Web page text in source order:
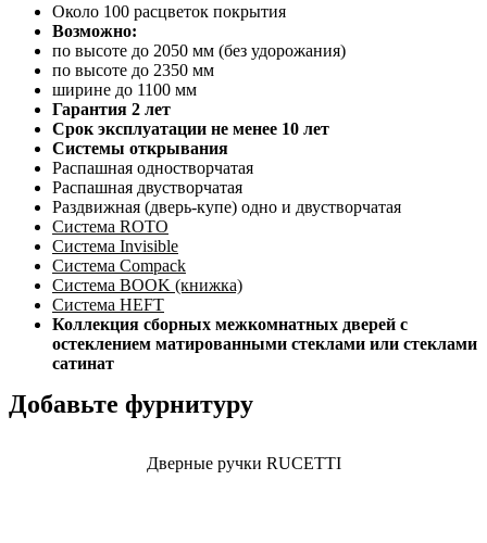
Около 100 расцветок покрытия
Возможно:
по высоте до 2050 мм (без удорожания)
по высоте до 2350 мм
ширине до 1100 мм
Гарантия 2 лет
Срок эксплуатации не менее 10 лет
Системы открывания
Распашная одностворчатая
Распашная двустворчатая
Раздвижная (дверь-купе) одно и двустворчатая
Система ROTO
Система Invisible
Система Compack
Система BOOK (книжка)
Система HEFT
Коллекция сборных межкомнатных дверей с
остеклением матированными стеклами или стеклами
сатинат
Добавьте фурнитуру
Дверные ручки RUCETTI